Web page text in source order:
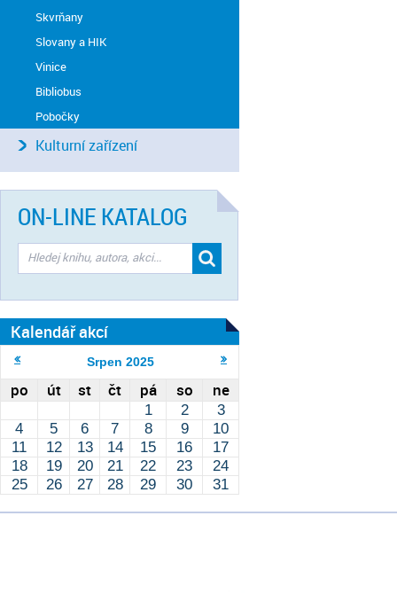
Skvrňany
Slovany a HIK
Vinice
Bibliobus
Pobočky
Kulturní zařízení
ON-LINE KATALOG
Kalendář akcí
Srpen 2025
po út st čt pá so ne
1 2
3
4
5 6 7 8 9
10
11
12 13 14 15 16
17
18
19 20 21 22 23
24
25
26 27 28 29 30 31